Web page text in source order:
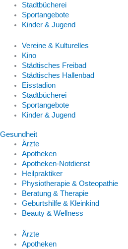
Stadtbücherei
Sportangebote
Kinder & Jugend
Vereine & Kulturelles
Kino
Städtisches Freibad
Städtisches Hallenbad
Eisstadion
Stadtbücherei
Sportangebote
Kinder & Jugend
Gesundheit
Ärzte
Apotheken
Apotheken-Notdienst
Heilpraktiker
Physiotherapie & Osteopathie
Beratung & Therapie
Geburtshilfe & Kleinkind
Beauty & Wellness
Ärzte
Apotheken